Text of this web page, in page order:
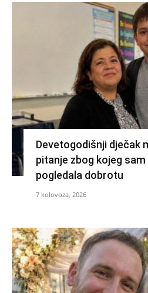
Devetogodišnji dječak
pitanje zbog kojeg
pogledala dobrotu
7 kolovoza, 2026